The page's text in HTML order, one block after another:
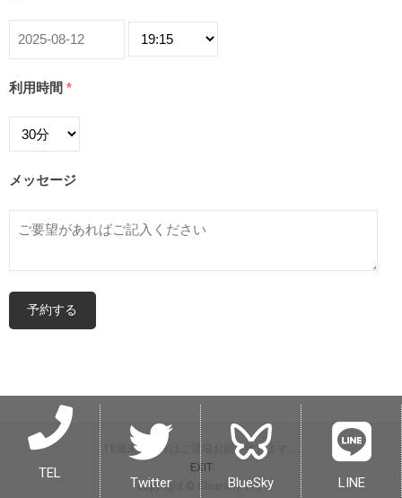
TEL
Twitter BlueSky LINE
利用時間 *
メッセージ
18歳未満の方はご退場お願い致します。
EXIT
copyright © Chiara キアラ